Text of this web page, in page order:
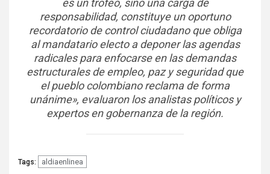
es un trofeo, sino una carga de
responsabilidad, constituye un oportuno
recordatorio de control ciudadano que obliga
al mandatario electo a deponer las agendas
radicales para enfocarse en las demandas
estructurales de empleo, paz y seguridad que
el pueblo colombiano reclama de forma
unánime», evaluaron los analistas políticos y
expertos en gobernanza de la región.
Tags: aldiaenlinea